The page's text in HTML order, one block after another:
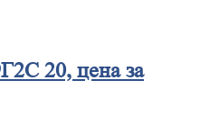
20, цена за